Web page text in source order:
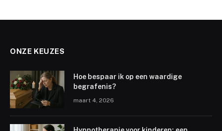
ONZE KEUZES
Hoe bespaar ik op een waardige
begrafenis?
maart 4, 2026